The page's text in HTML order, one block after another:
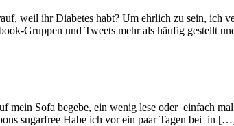
weil ihr Diabetes habt? Um ehrlich zu sein, ich
Gruppen und Tweets mehr als häufig gestellt
mein Sofa begebe, ein wenig lese oder einfach
sugarfree Habe ich vor ein paar Tagen bei in